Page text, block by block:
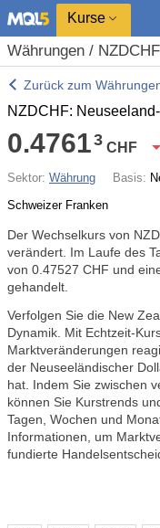
Kurse
Währungen / NZDCHF
Zurück zum
NZDCHF:
0.47613 CHF
Sektor: Währung Basis:
Schweizer Franken
Der Wechselkurs von
verändert. Im Laufe des
von 0.47527 CHF und
gehandelt.
Verfolgen Sie die New
Dynamik. Mit Echtzeit-
Marktveränderungen
der Neuseeländischer
hat. Indem Sie zwischen
können Sie Kurstrends
Tagen, Wochen und
Informationen, um
fundierte